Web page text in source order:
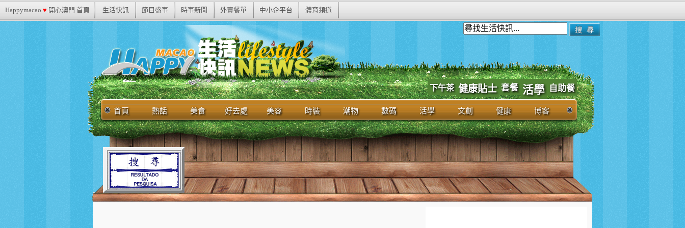
Happymacao ♥ 開心澳門 首頁 生活快訊 節目盛事 時事新聞 外賣餐單 中小企平台 體育頻道
下午茶 健康貼士 套餐 活學 自助餐
首頁 熱話 美食 好去處 美容 時裝 潮物 數碼 活學 文創 健康 博客